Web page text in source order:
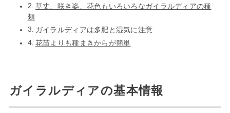
草丈、咲き姿、花色もいろいろなガイラルディアの種
類
ガイラルディアは多肥と湿気に注意
花苗よりも種まきからが簡単
ガイラルディアの基本情報